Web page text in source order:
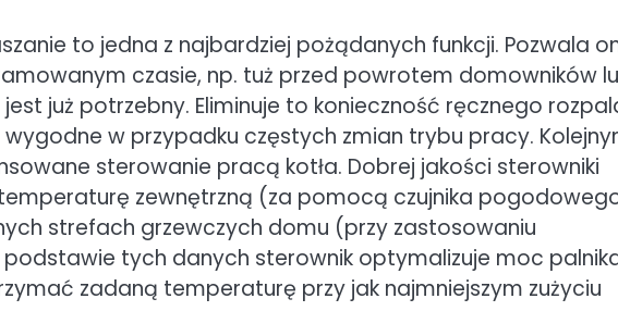
to jedna z najbardziej pożądanych funkcji. Pozwala
czasie, np. tuż przed powrotem domowników
już potrzebny. Eliminuje to konieczność ręcznego
w przypadku częstych zmian trybu pracy.
sterowanie pracą kotła. Dobrej jakości sterowniki
zewnętrzną (za pomocą czujnika
strefach grzewczych domu (przy zastosowaniu
tych danych sterownik optymalizuje moc
zadaną temperaturę przy jak najmniejszym zużyciu